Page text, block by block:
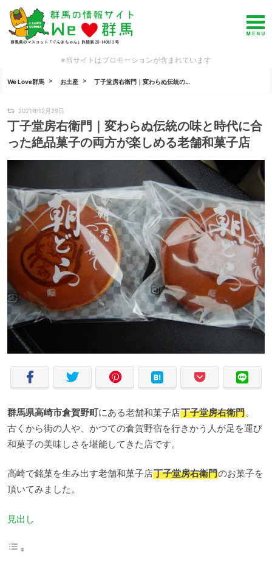
※当サイトはプロモーションが含まれています
We Love群馬 お土産 丁子堂房右衛門｜変わらぬ伝統の...
2021年12月29日
丁子堂房右衛門｜変わらぬ伝統の味と時代に合
った絶品菓子の両方が楽しめる老舗和菓子店
群馬県高崎市倉賀野町にある老舗和菓子店丁子堂房右衛門。
古くから街の人や、かつての倉賀野宿を行きかう人が足を運び
和菓子の美味しさを堪能してきた店です。
高崎で銘菓を生み出す老舗和菓子店丁子堂房右衛門のお菓子を
頂いてみました。
見出し